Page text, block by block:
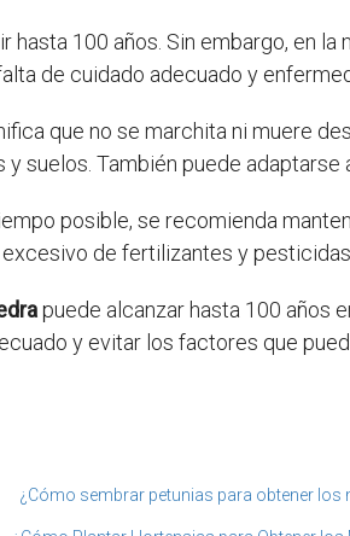
hasta 100 años. Sin embargo, en
de cuidado adecuado y
que no se marchita ni muere
suelos. También puede
posible, se recomienda
de fertilizantes y
puede alcanzar hasta 100 años
y evitar los factores que
¿Cómo sembrar petunias para obtener los